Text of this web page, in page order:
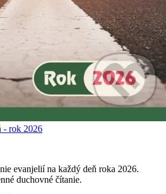
- rok 2026
evanjelií na každý deň roka 2026.
duchovné čítanie.